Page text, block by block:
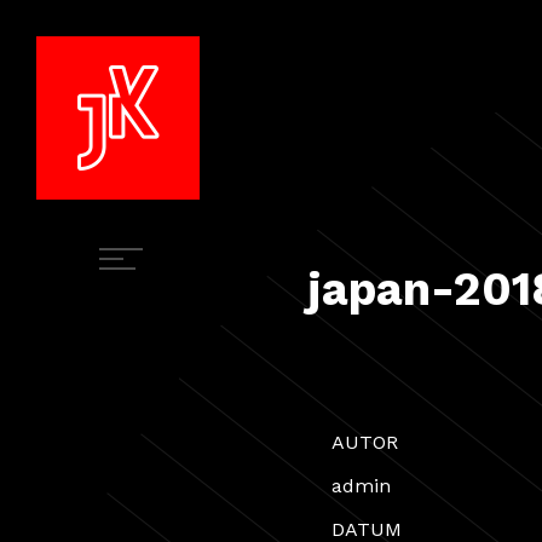
japan-
AUTOR
admin
DATUM